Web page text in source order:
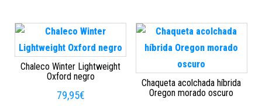
Chaleco Winter Lightweight
Oxford negro
79,95€
Chaqueta acolchada híbrida
Oregon morado oscuro